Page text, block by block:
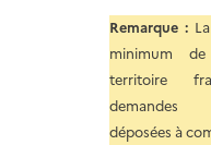
Remarque :La
minimum
territoire
demandes
déposées à